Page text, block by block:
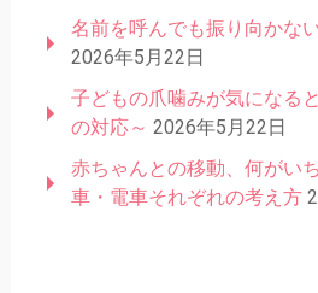
名前を呼んでも振り向かな
2026年5月22日
子どもの爪噛みが気になる
の対応～ 2026年5月22日
赤ちゃんとの移動、何がい
車・電車それぞれの考え方